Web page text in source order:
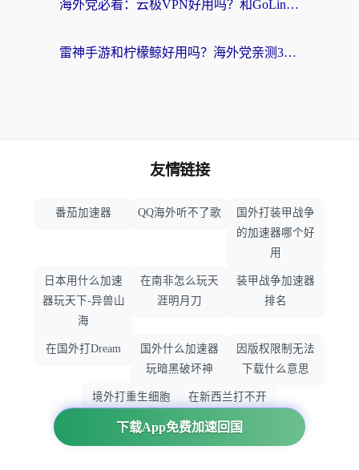
海外党必看：云极VPN好用吗？和GoLinkVPN对比哪个回国效果更好？附真实体验指南
雷神手游和柠檬鲸好用吗？海外党亲测3款回国加速器，教你避开破解VPN坑
下载App免费加速回国
友情链接
番茄加速器 QQ海外听不了歌
国外打装甲战争
的加速器哪个好
用
日本用什么加速
器玩天下-异兽山
海
在南非怎么玩天
涯明月刀
装甲战争加速器
排名
在国外打Dream
国外什么加速器
玩暗黑破坏神
因版权限制无法
下载什么意思
境外打重生细胞
加速器哪个好
在新西兰打不开
大智慧怎么办